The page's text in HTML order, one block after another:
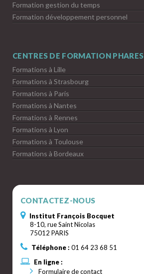
Formation gestion du temps
Formation développement personnel
CENTRES DE FORMATION PHARES
Formations à Lille
Formations à Strasbourg
Formations à Paris
Formations à Nantes
Formations à Rennes
Formations à Lyon
Formations à Toulouse
Formations à Bordeaux
CONTACTEZ-NOUS
Institut François Bocquet
8-10, rue Saint Nicolas
75012 PARIS
Téléphone : 01 64 23 68 51
En ligne :
Formulaire de contact